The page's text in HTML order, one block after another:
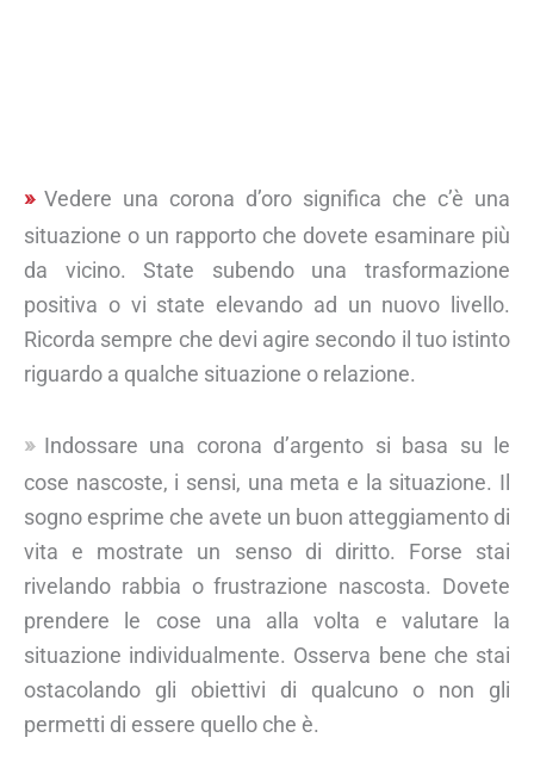
Vedere una corona d’oro significa che c’è una
situazione o un rapporto che dovete esaminare più
da vicino. State subendo una trasformazione
positiva o vi state elevando ad un nuovo livello.
Ricorda sempre che devi agire secondo il tuo istinto
riguardo a qualche situazione o relazione.
Indossare una corona d’argento si basa su le
cose nascoste, i sensi, una meta e la situazione. Il
sogno esprime che avete un buon atteggiamento di
vita e mostrate un senso di diritto. Forse stai
rivelando rabbia o frustrazione nascosta. Dovete
prendere le cose una alla volta e valutare la
situazione individualmente. Osserva bene che stai
ostacolando gli obiettivi di qualcuno o non gli
permetti di essere quello che è.